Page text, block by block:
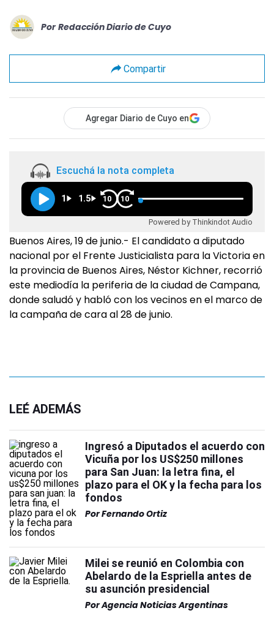
Por Redacción Diario de Cuyo
Compartir
Agregar Diario de Cuyo en
Escuchá la nota completa
1 1.5 10 10
Powered by Thinkindot Audio
Buenos Aires, 19 de junio.- El candidato a diputado
nacional por el Frente Justicialista para la Victoria en
la provincia de Buenos Aires, Néstor Kichner, recorrió
este mediodía la periferia de la ciudad de Campana,
donde saludó y habló con los vecinos en el marco de
la campaña de cara al 28 de junio.
LEÉ ADEMÁS
Ingresó a Diputados el acuerdo con
Vicuña por los US$250 millones
para San Juan: la letra fina, el
plazo para el OK y la fecha para los
fondos
PorFernando Ortiz
Milei se reunió en Colombia con
Abelardo de la Espriella antes de
su asunción presidencial
PorAgencia Noticias Argentinas